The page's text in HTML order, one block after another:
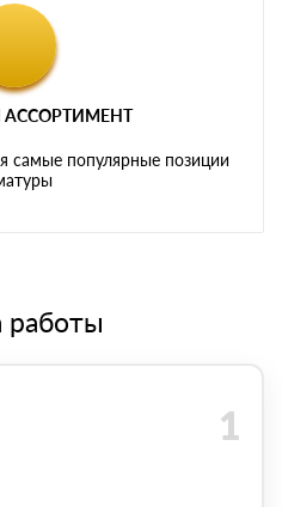
самые популярные позиции
работы